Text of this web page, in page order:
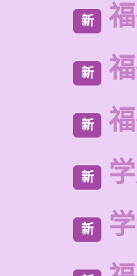
新
新
新
新
新